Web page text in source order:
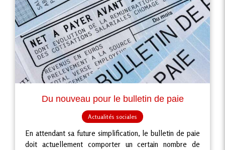
Du nouveau pour le bulletin de paie
Actualités sociales
En attendant sa future simplification, le bulletin de paie
doit actuellement comporter un certain nombre de